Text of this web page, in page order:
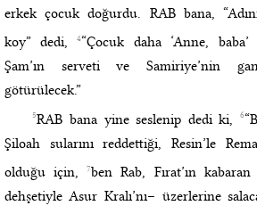
erkek çocuk doğurdu. RAB bana, “Adını
koy” dedi,4“Çocuk daha ‘Anne,
Şam’ın serveti ve Samiriye’nin
götürülecek.”
5RAB bana yine seslenip dedi ki, 6
Şiloah sularını reddettiği, Resin’le
olduğu için,7ben Rab, Fırat’ın
dehşetiyle Asur Kralı’nı– üzerlerine